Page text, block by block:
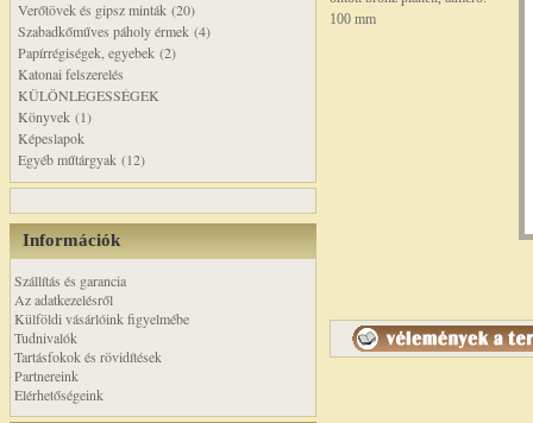
Verőtövek és gipsz minták (20)
Szabadkőműves páholy érmek (4)
Papírrégiségek, egyebek (2)
Katonai felszerelés
KÜLÖNLEGESSÉGEK
Könyvek (1)
Képeslapok
Egyéb műtárgyak (12)
Információk
Szállítás és garancia
Az adatkezelésről
Külföldi vásárlóink figyelmébe
Tudnivalók
Tartásfokok és rövidítések
Partnereink
Elérhetőségeink
100 mm